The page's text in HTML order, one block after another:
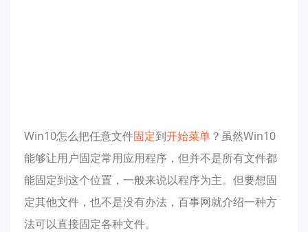
Win10怎么把任意文件固定到开始菜单？虽然Win10
能够让用户固定常用应用程序，但并不是所有文件都
能固定到这个位置，一般来说以程序为主。但要想固
定其他文件，也不是没有办法，百事网就介绍一种方
法可以直接固定各种文件。